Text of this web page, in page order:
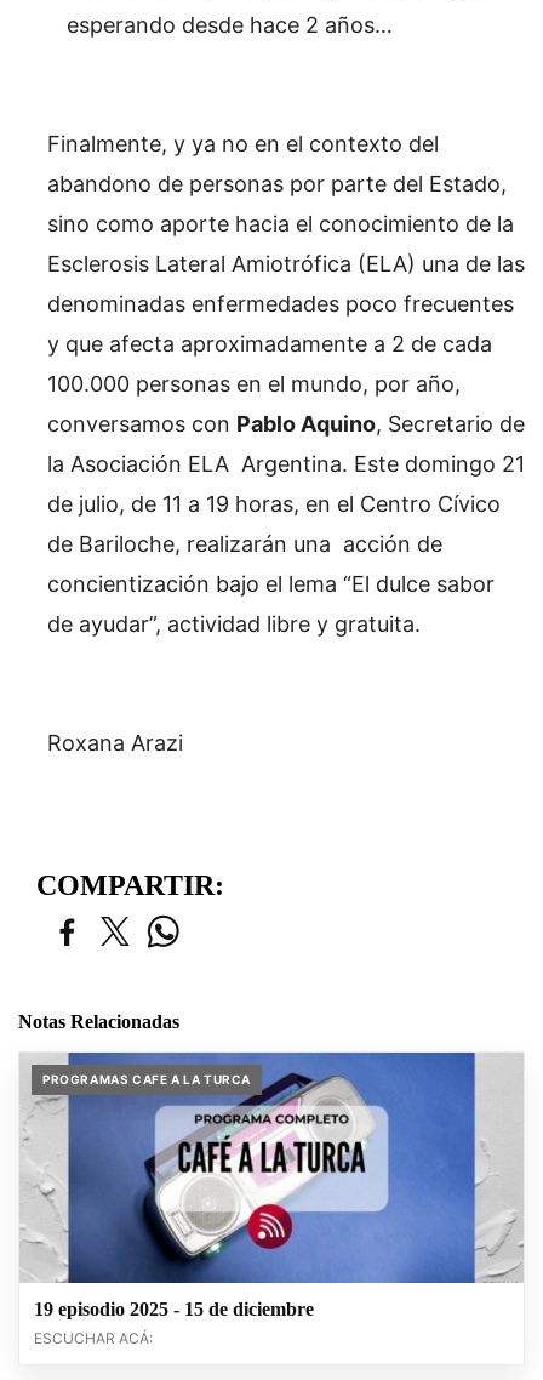
esperando desde hace 2 años…
Finalmente, y ya no en el contexto del
abandono de personas por parte del Estado,
sino como aporte hacia el conocimiento de la
Esclerosis Lateral Amiotrófica (ELA) una de las
denominadas enfermedades poco frecuentes
y que afecta aproximadamente a 2 de cada
100.000 personas en el mundo, por año,
conversamos con Pablo Aquino, Secretario de
la Asociación ELA Argentina. Este domingo 21
de julio, de 11 a 19 horas, en el Centro Cívico
de Bariloche, realizarán una acción de
concientización bajo el lema “El dulce sabor
de ayudar”, actividad libre y gratuita.
Roxana Arazi
COMPARTIR:
Notas Relacionadas
PROGRAMAS CAFE A LA TURCA
19 episodio 2025 - 15 de diciembre
ESCUCHAR ACÁ: